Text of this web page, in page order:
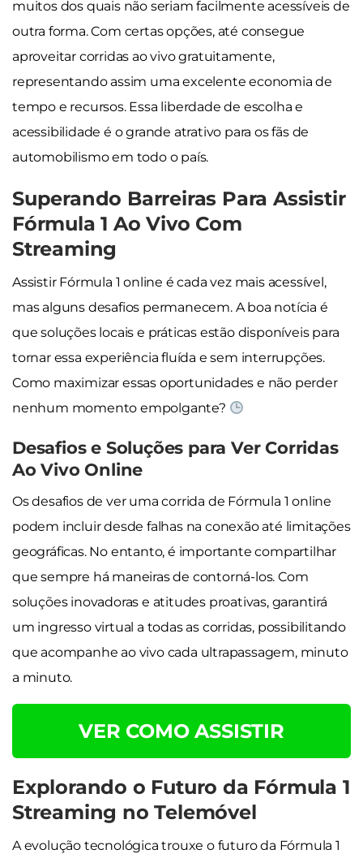
muitos dos quais não seriam facilmente acessíveis de
outra forma. Com certas opções, até consegue
aproveitar corridas ao vivo gratuitamente,
representando assim uma excelente economia de
tempo e recursos. Essa liberdade de escolha e
acessibilidade é o grande atrativo para os fãs de
automobilismo em todo o país.
Superando Barreiras Para Assistir
Fórmula 1 Ao Vivo Com
Streaming
Assistir Fórmula 1 online é cada vez mais acessível,
mas alguns desafios permanecem. A boa notícia é
que soluções locais e práticas estão disponíveis para
tornar essa experiência fluída e sem interrupções.
Como maximizar essas oportunidades e não perder
nenhum momento empolgante?
Desafios e Soluções para Ver Corridas
Ao Vivo Online
Os desafios de ver uma corrida de Fórmula 1 online
podem incluir desde falhas na conexão até limitações
geográficas. No entanto, é importante compartilhar
que sempre há maneiras de contorná-los. Com
soluções inovadoras e atitudes proativas, garantirá
um ingresso virtual a todas as corridas, possibilitando
que acompanhe ao vivo cada ultrapassagem, minuto
a minuto.
VER COMO ASSISTIR
Explorando o Futuro da Fórmula 1
Streaming no Telemóvel
A evolução tecnológica trouxe o futuro da Fórmula 1